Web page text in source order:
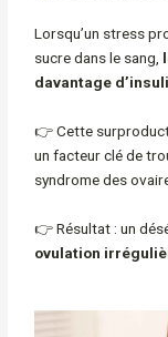
Lorsqu’un stress
sucre dans le sang,
davantage
👉 Cette
un facteur clé de
syndrome des
👉 Résultat : un
ovulation